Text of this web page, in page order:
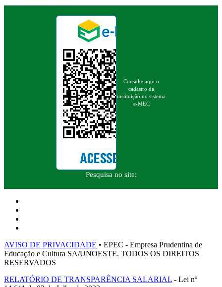
Consulte aqui o
cadastro da
instituição no sistema
e-MEC
Pesquisa no site:
AVISO DE PRIVACIDADE • EPEC - Empresa Prudentina de
Educação e Cultura SA/UNOESTE. TODOS OS DIREITOS
RESERVADOS
RELATÓRIO DE TRANSPARÊNCIA SALARIAL - Lei nº